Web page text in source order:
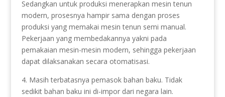
Sedangkan untuk produksi menerapkan mesin tenun
modern, prosesnya hampir sama dengan proses
produksi yang memakai mesin tenun semi manual.
Pekerjaan yang membedakannya yakni pada
pemakaian mesin-mesin modern, sehingga pekerjaan
dapat dilaksanakan secara otomatisasi.
4. Masih terbatasnya pemasok bahan baku. Tidak
sedikit bahan baku ini di-impor dari negara lain.